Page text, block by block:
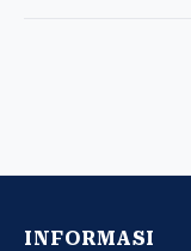
INFORMASI